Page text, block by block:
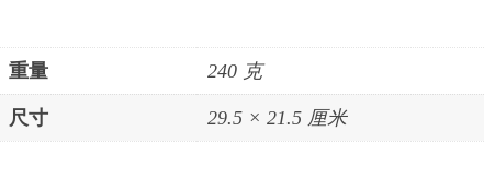
重量 240 克
尺寸 29.5 × 21.5 厘米